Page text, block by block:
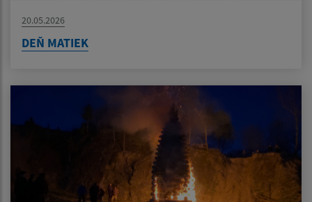
20.05.2026
DEŇ MATIEK